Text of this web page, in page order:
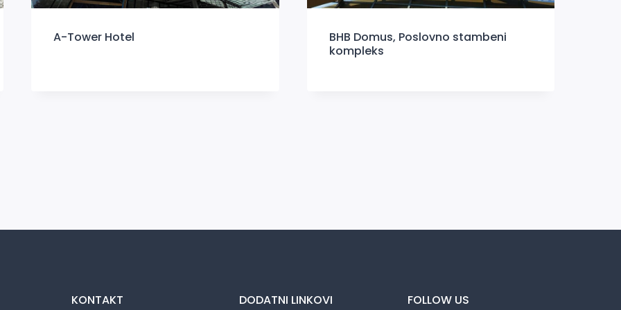
A-Tower Hotel
BHB Domus, Poslovno stambeni
kompleks
KONTAKT DODATNI LINKOVI FOLLOW US